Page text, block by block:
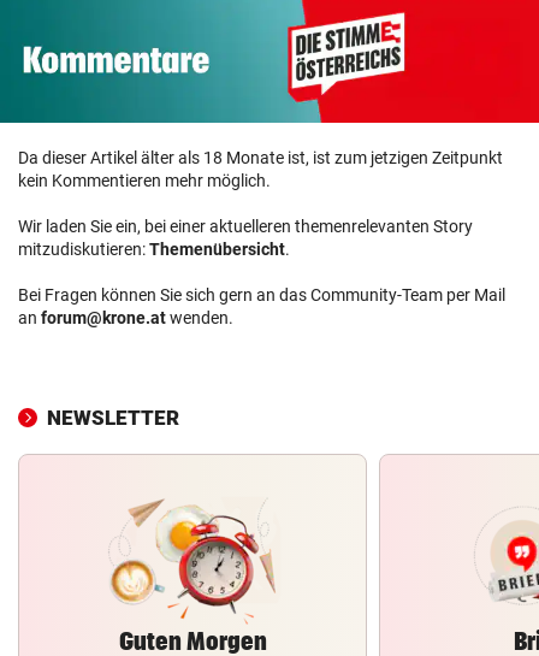
Da dieser Artikel älter als 18 Monate ist, ist zum jetzigen Zeitpunkt
kein Kommentieren mehr möglich.
Wir laden Sie ein, bei einer aktuelleren themenrelevanten Story
mitzudiskutieren:Themenübersicht.
Bei Fragen können Sie sich gern an das Community-Team per Mail
an forum@krone.atwenden.
NEWSLETTER
Guten Morgen